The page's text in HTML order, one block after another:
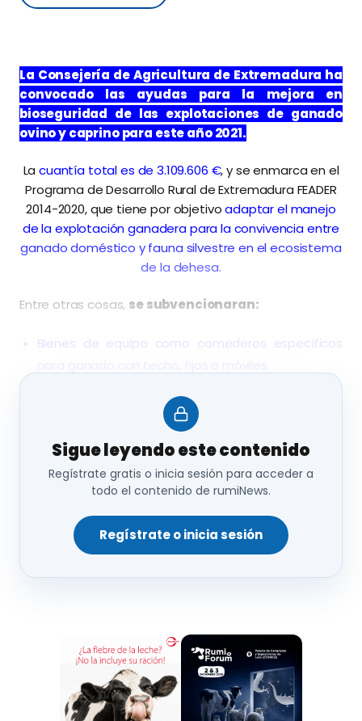
La Consejería de Agricultura de Extremadura ha
convocado las ayudas para la mejora en
bioseguridad de las explotaciones de ganado
ovino y caprino para este año 2021.
Lacuantía total es de 3.109.606 €, y se enmarca en el
Programa de Desarrollo Rural de Extremadura FEADER
2014-2020, que tiene por objetivoadaptar el manejo
de la explotación ganadera para la convivencia entre
ganado doméstico y fauna silvestre en el ecosistema
de la dehesa.
Entre otras cosas, se subvencionaran:
Bienes de equipo como comederos específicos
Maquinaria de limpieza y desinfección con agua
caliente o fría
Depósito para desinfectante
Se apoyará el gasto en cierres que delimiten áreas
de alimentación suplementaria y el manejo de los
animales de forma independiente
terrenos para cultivos preventivos
Se podrán beneficiar las
personas o entidades
titulares de explotaciones que se comprometan
a ejercer la actividad durante un
Sigue leyendo este contenido
Regístrate gratis o inicia sesión para acceder a
todo el contenido de rumiNews.
Regístrate o inicia sesión